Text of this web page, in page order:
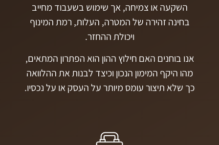
השקעה או צמיחה, אך שימוש בשעבוד מחייב
בחינה זהירה של המטרה, העלות, רמת המינוף
ויכולת ההחזר.
אנו בוחנים האם חילוץ ההון הוא הפתרון המתאים,
מהו היקף המימון הנכון וכיצד לבנות את ההלוואה
כך שלא תיצור עומס מיותר על העסק או על נכסיו.